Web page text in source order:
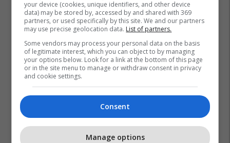
your device (cookies, unique identifiers, and other device
data) may be stored by, accessed by and shared with 369
partners, or used specifically by this site. We and our partners
may use precise geolocation data. List of partners.
Some vendors may process your personal data on the basis
of legitimate interest, which you can object to by managing
your options below. Look for a link at the bottom of this page
or in the site menu to manage or withdraw consent in privacy
and cookie settings.
Consent
Manage options